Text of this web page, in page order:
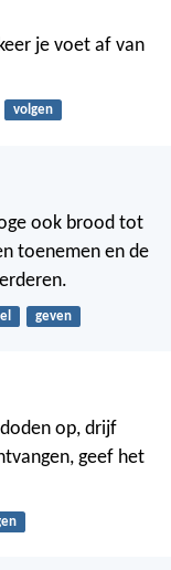
je voet af van
volgen
ook brood tot
toenemen en de
geven
op, drijf
geef het